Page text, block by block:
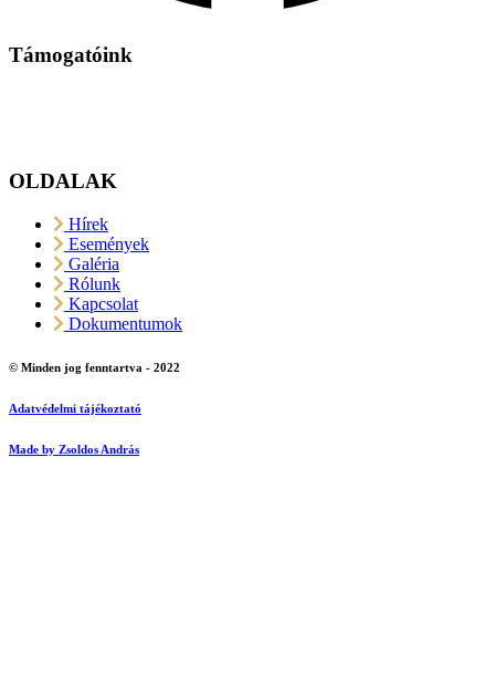
Támogatóink
OLDALAK
Hírek
Események
Galéria
Rólunk
Kapcsolat
Dokumentumok
© Minden jog fenntartva - 2022
Adatvédelmi tájékoztató
Made by Zsoldos András